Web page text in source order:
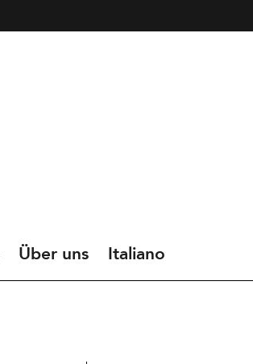
Über uns Italiano